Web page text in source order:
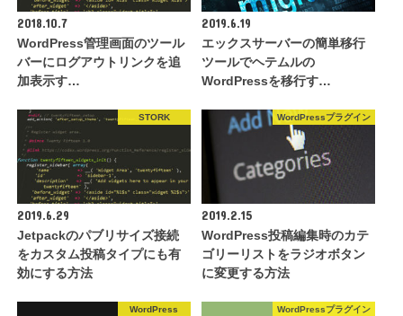
2018.10.7
WordPress管理画面のツール
バーにログアウトリンクを追
加表示す…
2019.6.19
エックスサーバーの簡単移行
ツールでヘテムルの
WordPressを移行す…
STORK
2019.6.29
Jetpackのパブリサイズ接続
をカスタム投稿タイプにも有
効にする方法
WordPressプラグイン
2019.2.15
WordPress投稿編集時のカテ
ゴリーリストをラジオボタン
に変更する方法
WordPress WordPressプラグイン